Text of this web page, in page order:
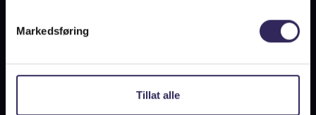
Markedsføring
Tillat alle